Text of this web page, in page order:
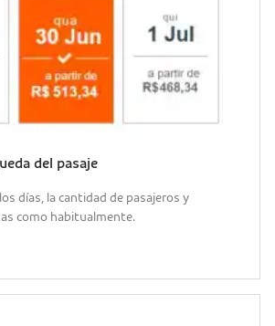
del pasaje
días, la cantidad de pasajeros y
como habitualmente.